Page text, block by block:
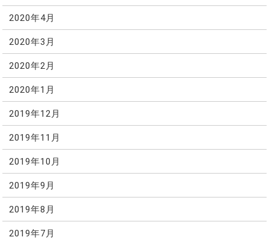
2020年4月
2020年3月
2020年2月
2020年1月
2019年12月
2019年11月
2019年10月
2019年9月
2019年8月
2019年7月